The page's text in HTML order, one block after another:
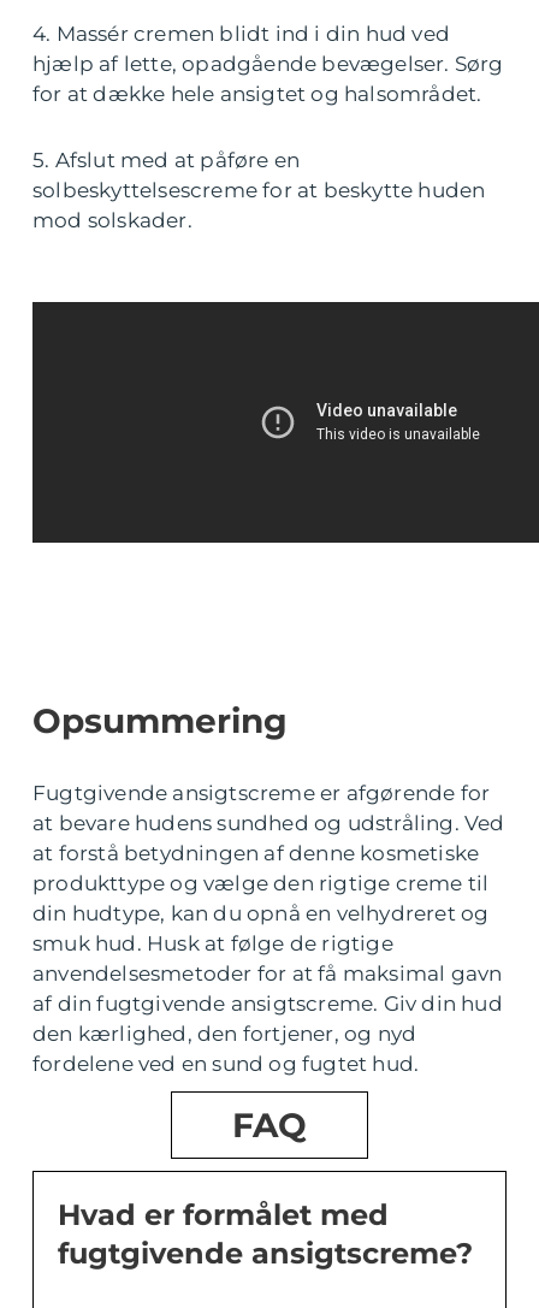
4. Massér cremen blidt ind i din hud ved
hjælp af lette, opadgående bevægelser. Sørg
for at dække hele ansigtet og halsområdet.
5. Afslut med at påføre en
solbeskyttelsescreme for at beskytte huden
mod solskader.
Opsummering
Fugtgivende ansigtscreme er afgørende for
at bevare hudens sundhed og udstråling. Ved
at forstå betydningen af denne kosmetiske
produkttype og vælge den rigtige creme til
din hudtype, kan du opnå en velhydreret og
smuk hud. Husk at følge de rigtige
anvendelsesmetoder for at få maksimal gavn
af din fugtgivende ansigtscreme. Giv din hud
den kærlighed, den fortjener, og nyd
fordelene ved en sund og fugtet hud.
FAQ
Hvad er formålet med
fugtgivende ansigtscreme?